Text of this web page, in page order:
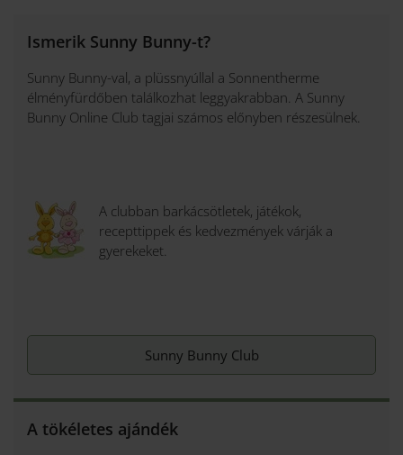
Ismerik Sunny Bunny-t?
Sunny Bunny-val, a plüssnyúllal a Sonnentherme
élményfürdőben találkozhat leggyakrabban. A Sunny
Bunny Online Club tagjai számos előnyben részesülnek.
A clubban barkácsötletek, játékok,
recepttippek és kedvezmények várják a
gyerekeket.
Sunny Bunny Club
A tökéletes ajándék